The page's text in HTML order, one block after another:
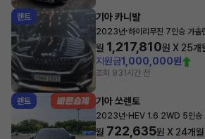
렌트 기아 카니발
2023년·하이리무진 7인승 가솔
월 1,217,810원 X 25개
지원금1,000,000원
조회 931시간 전
렌트 기아 쏘렌토
2023년· HEV 1.6 2WD 5인승
월 722,635원 X 24개월